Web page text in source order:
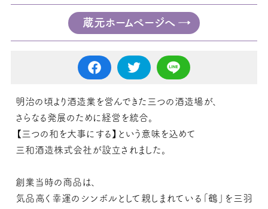
蔵元ホームページへ
明治の頃より酒造業を営んできた三つの酒造場が、
さらなる発展のために経営を統合。
【三つの和を大事にする】という意味を込めて
三和酒造株式会社が設立されました。
創業当時の商品は、
気品高く幸運のシンボルとして親しまれている「鶴」を三羽